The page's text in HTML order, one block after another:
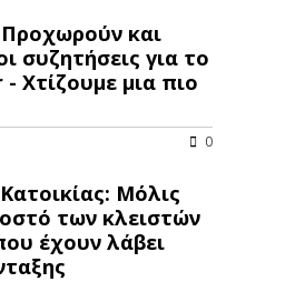
και
συζητήσεις για το
Χτίζουμε μια πιο
0
Μόλις
των κλειστών
έχουν λάβει